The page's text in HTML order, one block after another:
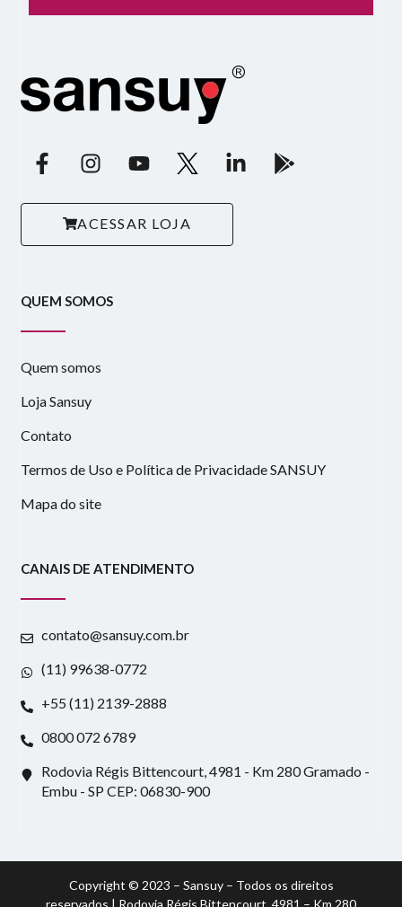
ACESSAR LOJA
QUEM SOMOS
Quem somos
Loja Sansuy
Contato
Termos de Uso e Política de Privacidade SANSUY
Mapa do site
CANAIS DE ATENDIMENTO
contato@sansuy.com.br
(11) 99638-0772
+55 (11) 2139-2888
0800 072 6789
Rodovia Régis Bittencourt, 4981 - Km 280 Gramado -
Embu - SP CEP: 06830-900
Copyright © 2023 – Sansuy – Todos os direitos